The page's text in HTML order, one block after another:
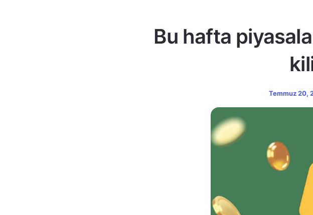
Bu hafta
Temmuz 20,